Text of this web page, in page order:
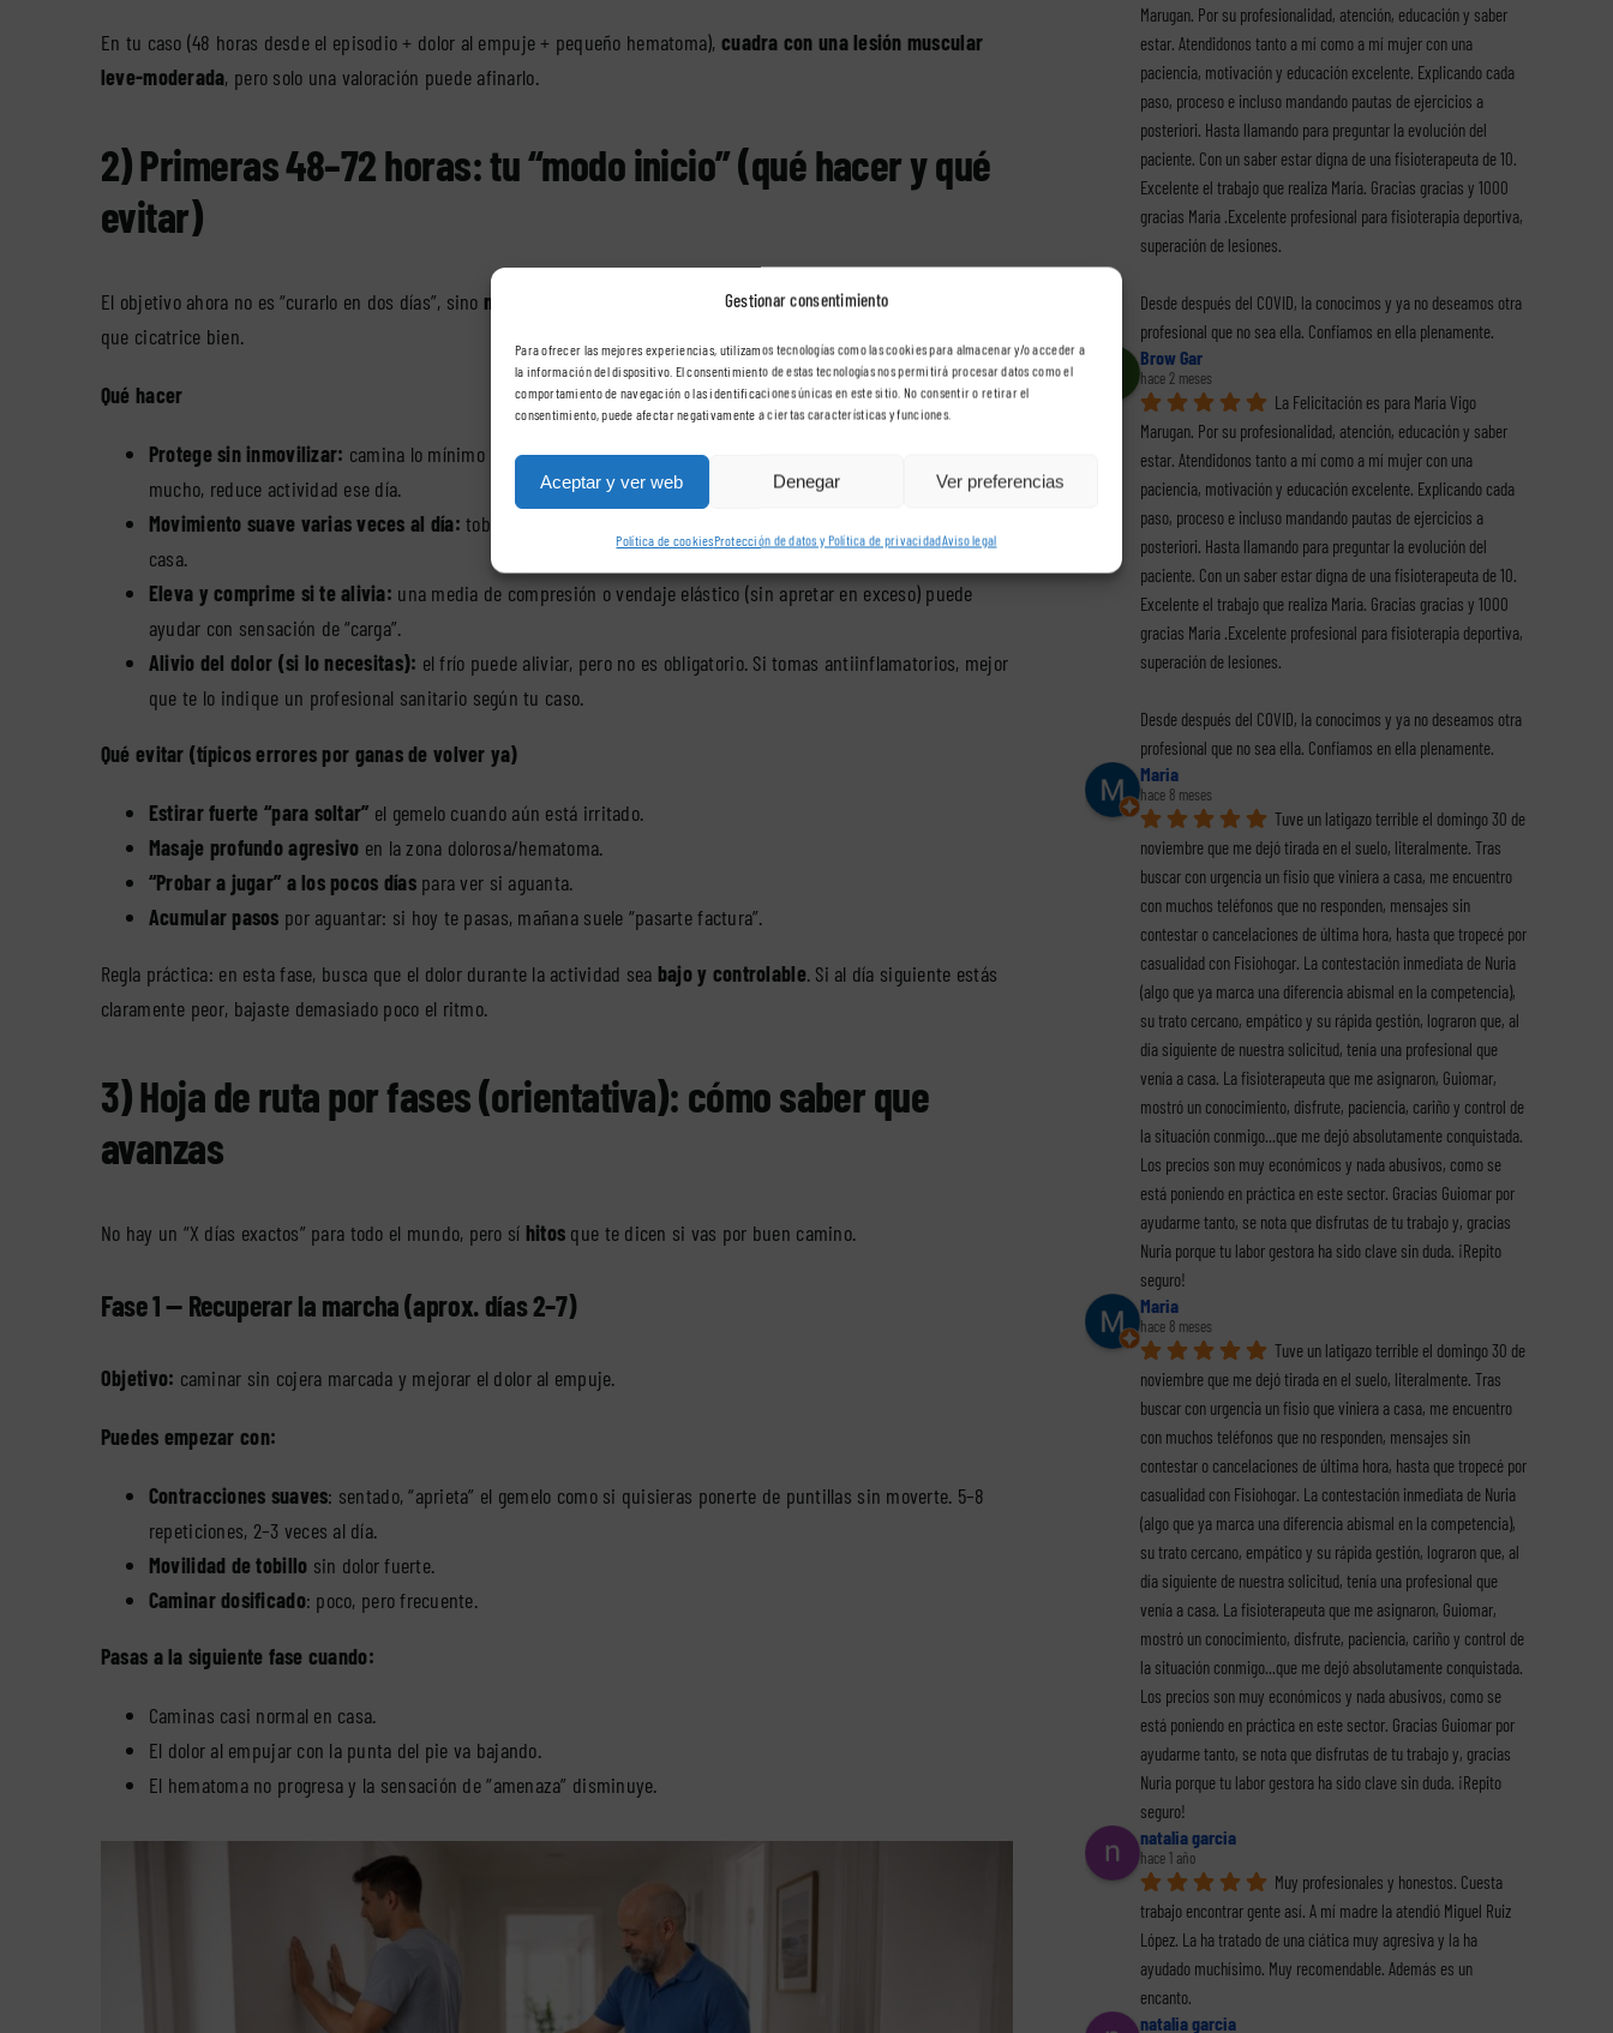
Gestionar consentimiento
Para ofrecer las mejores experiencias, utilizamos tecnologías como las cookies para almacenar y/o acceder a
la información del dispositivo. El consentimiento de estas tecnologías nos permitirá procesar datos como el
comportamiento de navegación o las identificaciones únicas en este sitio. No consentir o retirar el
consentimiento, puede afectar negativamente a ciertas características y funciones.
Aceptar y ver web Denegar Ver preferencias
Política de cookiesProtección de datos y Política de privacidadAviso legal
En tu caso (48 horas desde el episodio + dolor al empuje + pequeño hematoma), cuadra con una lesión muscular
leve-moderada, pero solo una valoración puede afinarlo.
2) Primeras 48–72 horas: tu “modo inicio” (qué hacer y qué
evitar)
El objetivo ahora no es “curarlo en dos días”, sino no empeorarlo
y empezar a darle al tejido el estímulo justo para
que cicatrice bien.
Qué hacer
Protege sin inmovilizar: camina lo mínimo necesario, con pasos cortos y sin forzar la zancada. Si cojeas
mucho, reduce actividad ese día.
Movimiento suave varias veces al día: tobillo arriba/abajo sin dolor fuerte, y pequeñas caminatas dentro de
casa.
Eleva y comprime si te alivia: una media de compresión o vendaje elástico (sin apretar en exceso) puede
ayudar con sensación de “carga”.
Alivio del dolor (si lo necesitas): el frío puede aliviar, pero no es obligatorio. Si tomas antiinflamatorios, mejor
que te lo indique un profesional sanitario según tu caso.
Qué evitar (típicos errores por ganas de volver ya)
Estirar fuerte “para soltar” el gemelo cuando aún está irritado.
Masaje profundo agresivo en la zona dolorosa/hematoma.
“Probar a jugar” a los pocos díaspara ver si aguanta.
Acumular pasos por aguantar: si hoy te pasas, mañana suele “pasarte factura”.
Regla práctica: en esta fase, busca que el dolor durante la actividad sea bajo y controlable. Si al día siguiente estás
claramente peor, bajaste demasiado poco el ritmo.
3) Hoja de ruta por fases (orientativa): cómo saber que
avanzas
No hay un “X días exactos” para todo el mundo, pero sí hitos que te dicen si vas por buen camino.
Fase 1 — Recuperar la marcha (aprox. días 2–7)
Objetivo: caminar sin cojera marcada y mejorar el dolor al empuje.
Puedes empezar con:
Contracciones suaves: sentado, “aprieta” el gemelo como si quisieras ponerte de puntillas sin moverte. 5–8
repeticiones, 2–3 veces al día.
Movilidad de tobillo sin dolor fuerte.
Caminar dosificado: poco, pero frecuente.
Pasas a la siguiente fase cuando:
Caminas casi normal en casa.
El dolor al empujar con la punta del pie va bajando.
El hematoma no progresa y la sensación de “amenaza” disminuye.
Marugan. Por su profesionalidad, atención, educación y saber
estar. Atendidonos tanto a mí como a mí mujer con una
paciencia, motivación y educación excelente. Explicando cada
paso, proceso e incluso mandando pautas de ejercicios a
posteriori. Hasta llamando para preguntar la evolución del
paciente. Con un saber estar digna de una fisioterapeuta de 10.
Excelente el trabajo que realiza María. Gracias gracias y 1000
gracias María .Excelente profesional para fisioterapia deportiva,
superación de lesiones.
Desde después del COVID, la conocimos y ya no deseamos otra
profesional que no sea ella. Confiamos en ella plenamente.
Brow Gar
hace 2 meses
La Felicitación es para María Vigo
Marugan. Por su profesionalidad, atención, educación y saber
estar. Atendidonos tanto a mí como a mí mujer con una
paciencia, motivación y educación excelente. Explicando cada
paso, proceso e incluso mandando pautas de ejercicios a
posteriori. Hasta llamando para preguntar la evolución del
paciente. Con un saber estar digna de una fisioterapeuta de 10.
Excelente el trabajo que realiza María. Gracias gracias y 1000
gracias María .Excelente profesional para fisioterapia deportiva,
superación de lesiones.
Desde después del COVID, la conocimos y ya no deseamos otra
profesional que no sea ella. Confiamos en ella plenamente.
Maria
hace 8 meses
Tuve un latigazo terrible el domingo 30 de
noviembre que me dejó tirada en el suelo, literalmente. Tras
buscar con urgencia un fisio que viniera a casa, me encuentro
con muchos teléfonos que no responden, mensajes sin
contestar o cancelaciones de última hora, hasta que tropecé por
casualidad con Fisiohogar. La contestación inmediata de Nuria
(algo que ya marca una diferencia abismal en la competencia),
su trato cercano, empático y su rápida gestión, lograron que, al
día siguiente de nuestra solicitud, tenía una profesional que
venía a casa. La fisioterapeuta que me asignaron, Guiomar,
mostró un conocimiento, disfrute, paciencia, cariño y control de
la situación conmigo...que me dejó absolutamente conquistada.
Los precios son muy económicos y nada abusivos, como se
está poniendo en práctica en este sector. Gracias Guiomar por
ayudarme tanto, se nota que disfrutas de tu trabajo y, gracias
Nuria porque tu labor gestora ha sido clave sin duda. ¡Repito
seguro!
Maria
hace 8 meses
Tuve un latigazo terrible el domingo 30 de
noviembre que me dejó tirada en el suelo, literalmente. Tras
buscar con urgencia un fisio que viniera a casa, me encuentro
con muchos teléfonos que no responden, mensajes sin
contestar o cancelaciones de última hora, hasta que tropecé por
casualidad con Fisiohogar. La contestación inmediata de Nuria
(algo que ya marca una diferencia abismal en la competencia),
su trato cercano, empático y su rápida gestión, lograron que, al
día siguiente de nuestra solicitud, tenía una profesional que
venía a casa. La fisioterapeuta que me asignaron, Guiomar,
mostró un conocimiento, disfrute, paciencia, cariño y control de
la situación conmigo...que me dejó absolutamente conquistada.
Los precios son muy económicos y nada abusivos, como se
está poniendo en práctica en este sector. Gracias Guiomar por
ayudarme tanto, se nota que disfrutas de tu trabajo y, gracias
Nuria porque tu labor gestora ha sido clave sin duda. ¡Repito
seguro!
natalia garcia
hace 1 año
Muy profesionales y honestos. Cuesta
trabajo encontrar gente así. A mí madre la atendió Miguel Ruiz
López. La ha tratado de una ciática muy agresiva y la ha
ayudado muchísimo. Muy recomendable. Además es un
encanto.
natalia garcia